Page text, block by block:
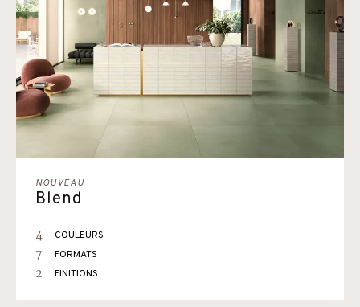
NOUVEAU
Blend
4 COULEURS
7 FORMATS
2 FINITIONS